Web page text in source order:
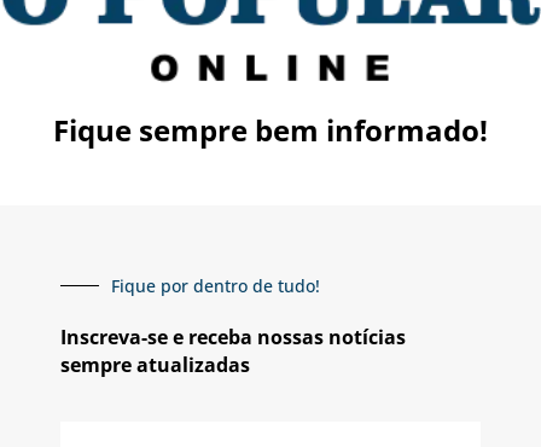
Fique sempre bem informado!
Fique por dentro de tudo!
Inscreva-se e receba nossas notícias
sempre atualizadas